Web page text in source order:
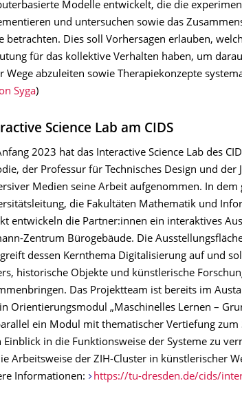
Modelle entwickelt, die die
und untersuchen sowie das
betrachten. Dies soll Vorhersagen erlauben,
für das kollektive Verhalten haben, um
Wege abzuleiten sowie Therapiekonzepte
Syga)
Science Lab am CIDS
2023 hat das Interactive Science Lab des
der Professur für Technisches Design und
Medien seine Arbeit aufgenommen. In dem
die Fakultäten Mathematik und
entwickeln die Partner:innen ein interaktives
Zentrum Bürogebäude. Die
greift dessen Kernthema Digitalisierung auf und
historische Objekte und künstlerische
Das Projektteam ist bereits im
Orientierungsmodul „Maschinelles Lernen –
ein Modul mit thematischer Vertiefung
Einblick in die Funktionsweise der Systeme zu
Arbeitsweise der ZIH-Cluster in künstlerischer
Informationen:
https://tu-dresden.de/cids/